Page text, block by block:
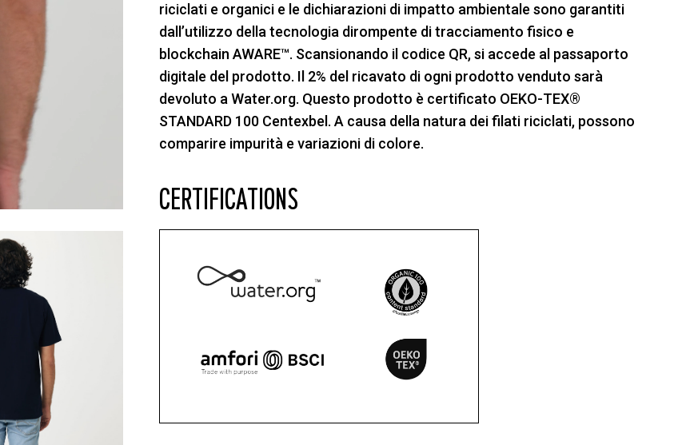
riciclati e organici e le dichiarazioni di impatto ambientale sono garantiti
dall’utilizzo della tecnologia dirompente di tracciamento fisico e
blockchain AWARE™. Scansionando il codice QR, si accede al passaporto
digitale del prodotto. Il 2% del ricavato di ogni prodotto venduto sarà
devoluto a Water.org. Questo prodotto è certificato OEKO-TEX®
STANDARD 100 Centexbel. A causa della natura dei filati riciclati, possono
comparire impurità e variazioni di colore.
CERTIFICATIONS